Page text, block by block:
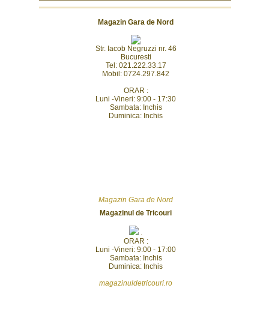
Magazin Gara de Nord
Str. Iacob Negruzzi nr. 46
Bucuresti
Tel: 021.222.33.17
Mobil: 0724.297.842
ORAR :
Luni -Vineri: 9:00 - 17:30
Sambata: Inchis
Duminica: Inchis
Magazin Gara de Nord
Magazinul de Tricouri
.
ORAR :
Luni -Vineri: 9:00 - 17:00
Sambata: Inchis
Duminica: Inchis
magazinuldetricouri.ro